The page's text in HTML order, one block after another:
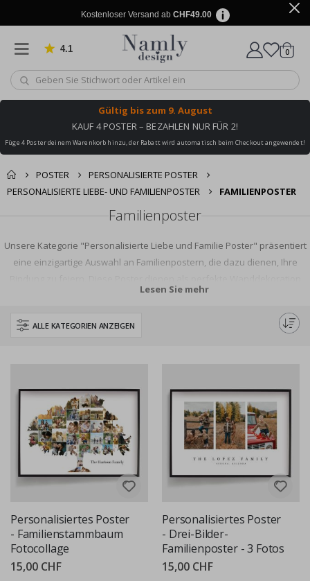
Kostenloser Versand ab CHF49.00
4.1 von 1029 Bewertungen
Wagen
0
Gültig bis zum 9. August
KAUF 4 POSTER – BEZAHLEN NUR FÜR 2!
Füge 4 Poster deinem Warenkorb hinzu, der Rabatt wird automatisch beim Checkout angewendet!
POSTER
PERSONALISIERTE POSTER
PERSONALISIERTE LIEBE- UND FAMILIENPOSTER
FAMILIENPOSTER
Familienposter
Unsere Kategorie "Personalisierte Liebe und Familie Poster" präsentiert
eine einzigartige Auswahl an Familienpostern, die dazu dienen, Ihre
oder Geschenke, anpassbar, um jedes Familienmitglied einzubeziehen.
Entdecken Sie unsere Kollektion, um ein Design zu finden, das die Liebe
und Einheit Ihrer Familie perfekt repräsentiert.
Lesen Sie mehr
ALLE KATEGORIEN ANZEIGEN
Personalisiertes Poster
- Familienstammbaum
Fotocollage
15,00 CHF
Personalisiertes Poster
- Drei-Bilder-
Familienposter - 3 Fotos
15,00 CHF